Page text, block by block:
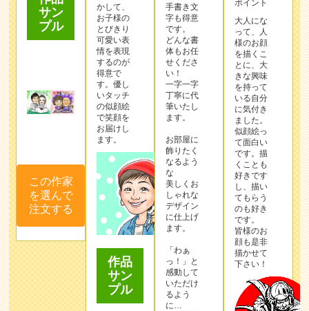
サン
プル
この作家
を選んで
注文する
かして、
お子様の
とびきり
可愛い表
情を表現
するのが
得意で
す。優し
いタッチ
の似顔絵
で笑顔を
お届けし
ます。
作品
サン
プル
手書き文
字も得意
です。
どんな書
体もお任
せくださ
い！
一字一字
丁寧に代
筆いたし
ます。
お部屋に
飾りたく
なるよう
な
美しくお
しゃれな
デザイン
に仕上げ
ます。
「わぁ
っ！」と
感動して
いただけ
るよう
に…
ポイント
大人にな
って、人
様のお顔
を描くこ
とに、大
きな興味
を持って
いる自分
に気付き
ました。
似顔絵っ
て面白い
です。描
くことも
好きです
し、描い
てもらう
のも好き
です。
皆様のお
顔も是非
描かせて
下さい！